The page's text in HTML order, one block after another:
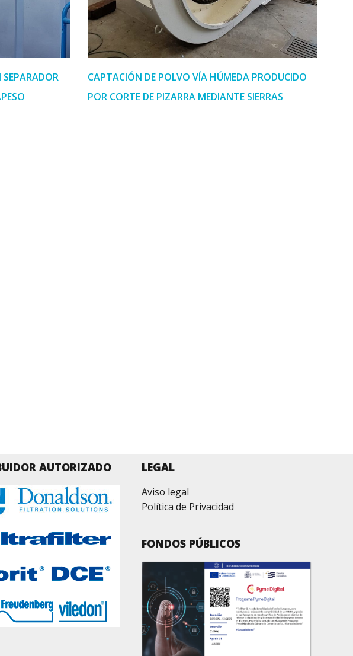
CAPTACIÓN DE POLVO VÍA HÚMEDA PRODUCIDO
POR CORTE DE PIZARRA MEDIANTE SIERRAS
AUTORIZADO LEGAL
Aviso legal
Política de Privacidad
FONDOS PÚBLICOS